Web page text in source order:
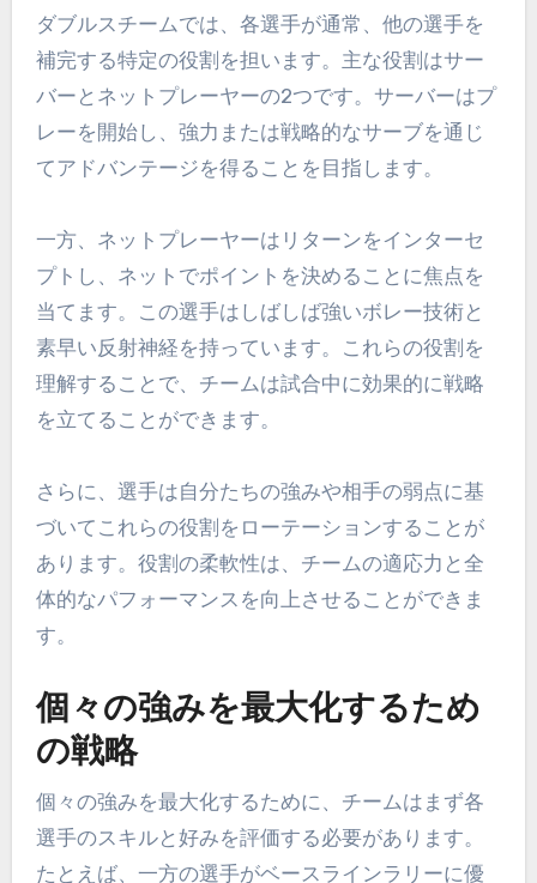
ダブルスチームでは、各選手が通常、他の選手を
補完する特定の役割を担います。主な役割はサー
バーとネットプレーヤーの2つです。サーバーはプ
レーを開始し、強力または戦略的なサーブを通じ
てアドバンテージを得ることを目指します。
一方、ネットプレーヤーはリターンをインターセ
プトし、ネットでポイントを決めることに焦点を
当てます。この選手はしばしば強いボレー技術と
素早い反射神経を持っています。これらの役割を
理解することで、チームは試合中に効果的に戦略
を立てることができます。
さらに、選手は自分たちの強みや相手の弱点に基
づいてこれらの役割をローテーションすることが
あります。役割の柔軟性は、チームの適応力と全
体的なパフォーマンスを向上させることができま
す。
個々の強みを最大化するため
の戦略
個々の強みを最大化するために、チームはまず各
選手のスキルと好みを評価する必要があります。
たとえば、一方の選手がベースラインラリーに優